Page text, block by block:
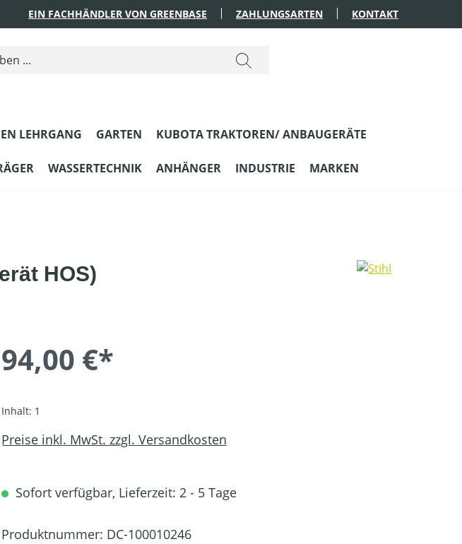
EIN FACHHÄNDLER VON GREENBASE ZAHLUNGSARTEN KONTAKT
LEHRGANG GARTEN KUBOTA TRAKTOREN/ ANBAUGERÄTE
WASSERTECHNIK ANHÄNGER INDUSTRIE MARKEN
HOS)
94,00 €*
Inhalt: 1
Preise inkl. MwSt. zzgl. Versandkosten
Sofort verfügbar, Lieferzeit: 2 - 5 Tage
Produktnummer: DC-100010246